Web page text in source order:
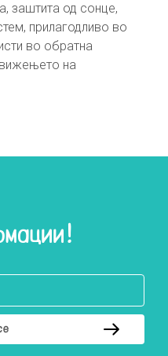
заштита од сонце,
прилагодливо во
во обратна
на